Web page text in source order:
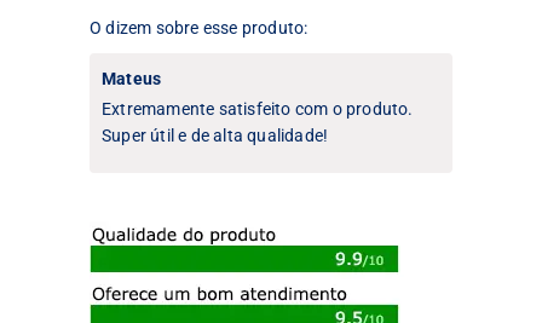
O dizem sobre esse produto:
Mateus
Extremamente satisfeito com o produto.
Super útil e de alta qualidade!